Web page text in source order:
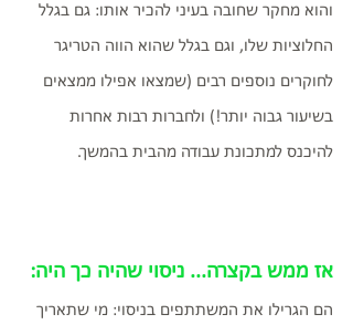
והוא מחקר שחובה בעיני להכיר אותו: גם בגלל
החלוציות שלו, וגם בגלל שהוא הווה הטריגר
לחוקרים נוספים רבים (שמצאו אפילו ממצאים
בשיעור גבוה יותר!) ולחברות רבות אחרות
להיכנס למתכונת עבודה מהבית בהמשך.
אז ממש בקצרה... ניסוי שהיה כך היה:
הם הגרילו את המשתתפים בניסוי: מי שתאריך